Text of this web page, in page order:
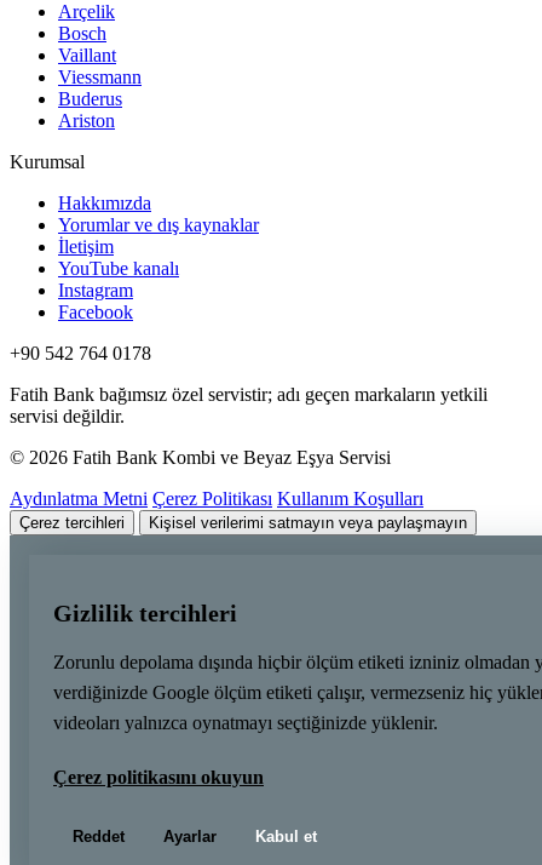
Arçelik
Bosch
Vaillant
Viessmann
Buderus
Ariston
Kurumsal
Hakkımızda
Yorumlar ve dış kaynaklar
İletişim
YouTube kanalı
Instagram
Facebook
+90 542 764 0178
Fatih Bank bağımsız özel servistir; adı geçen markaların yetkili
servisi değildir.
© 2026 Fatih Bank Kombi ve Beyaz Eşya Servisi
Aydınlatma Metni Çerez Politikası Kullanım Koşulları
Çerez tercihleri Kişisel verilerimi satmayın veya paylaşmayın
Gizlilik tercihleri
Zorunlu depolama dışında hiçbir ölçüm etiketi izniniz olmadan
verdiğinizde Google ölçüm etiketi çalışır, vermezseniz hiç
videoları yalnızca oynatmayı seçtiğinizde yüklenir.
Çerez politikasını okuyun
Reddet Ayarlar Kabul et